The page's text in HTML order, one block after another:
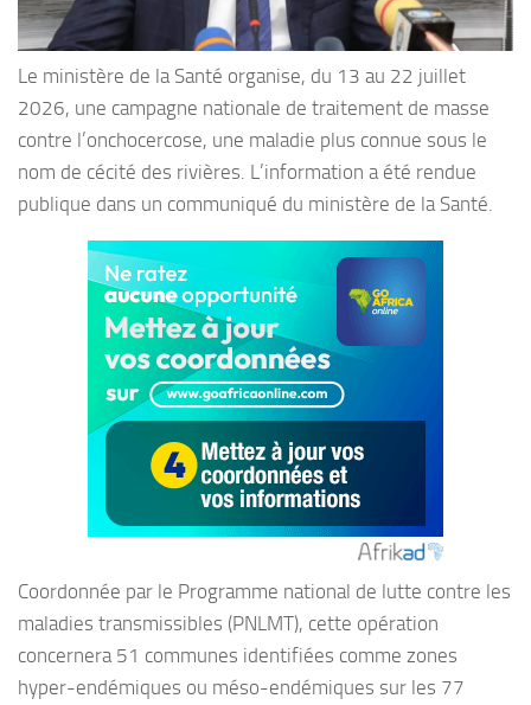
Le ministère de la Santé organise, du 13 au 22 juillet
2026, une campagne nationale de traitement de masse
contre l’onchocercose, une maladie plus connue sous le
nom de cécité des rivières. L’information a été rendue
publique dans un communiqué du ministère de la Santé.
Coordonnée par le Programme national de lutte contre les
maladies transmissibles (PNLMT), cette opération
concernera 51 communes identifiées comme zones
hyper-endémiques ou méso-endémiques sur les 77